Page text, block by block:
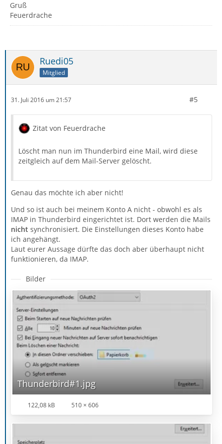
Gruß
Feuerdrache
Ruedi05
Mitglied
31. Juli 2016 um 21:57 #5
Zitat von Feuerdrache
Löscht man nun im Thunderbird eine Mail, wird diese
zeitgleich auf dem Mail-Server gelöscht.
Genau das möchte ich aber nicht!
Und so ist auch bei meinem Konto A nicht - obwohl es als
IMAP in Thunderbird eingerichtet ist. Dort werden die Mails
nicht synchronisiert. Die Einstellungen dieses Konto habe
ich angehängt.
Laut eurer Aussage dürfte das doch aber überhaupt nicht
funktionieren, da IMAP.
Bilder
Thunderbird#1.jpg
122,08 kB 510 × 606